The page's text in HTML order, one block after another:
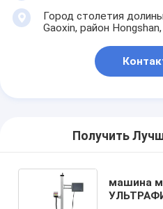
Город столетия
Gaoxin, район
Получить
машина